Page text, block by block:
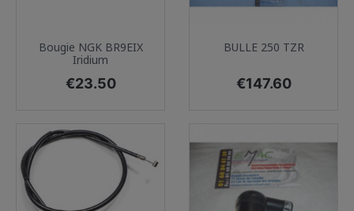
Bougie NGK BR9EIX
Iridium
Price
€23.50
BULLE 250 TZR
Price
€147.60